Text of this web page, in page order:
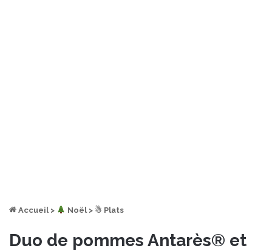
Accueil > ︎ Noël > ☃ Plats
Duo de pommes Antarès® et